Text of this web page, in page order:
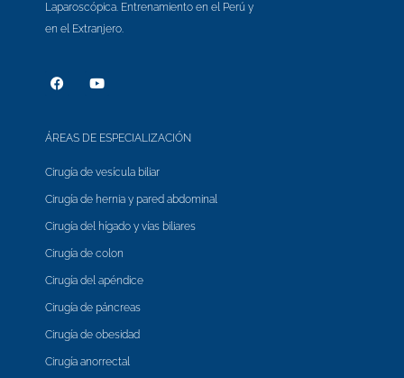
Laparoscópica. Entrenamiento en el Perú y
en el Extranjero.
ÁREAS DE ESPECIALIZACIÓN
Cirugía de vesícula biliar
Cirugía de hernia y pared abdominal
Cirugía del hígado y vías biliares
Cirugía de colon
Cirugía del apéndice
Cirugía de páncreas
Cirugía de obesidad
Cirugía anorrectal